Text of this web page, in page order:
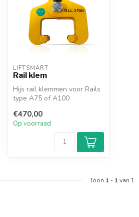
LIFTSMART
Rail klem
Hijs rail klemmen voor Rails
type A75 of A100
Doormiddel van...
€470,00
Op voorraad
Toon 1 - 1van 1